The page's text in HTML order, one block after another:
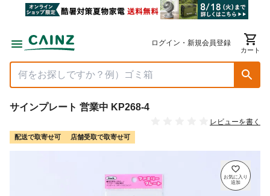
ログイン・新規会員登録
カート
サインプレート 営業中 KP268-4
レビューを書く
配送で取寄せ可 店舗受取で取寄せ可